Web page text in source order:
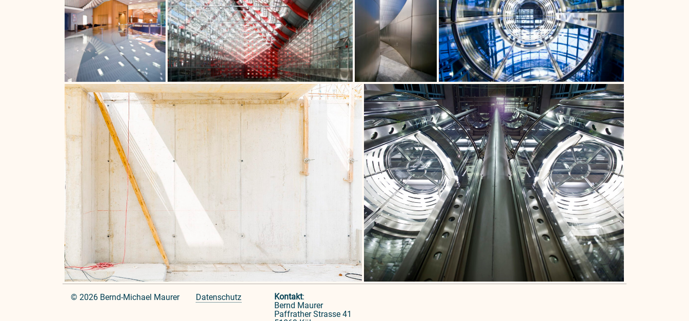
© 2026 Bernd-Michael Maurer Datenschutz Kontakt:
Bernd Maurer
Paffrather Strasse 41